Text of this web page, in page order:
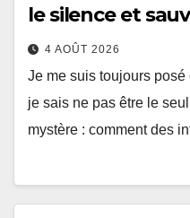
le silence et
4 AOÛT 2026
Je me suis toujours
je sais ne pas être le
mystère : comment des